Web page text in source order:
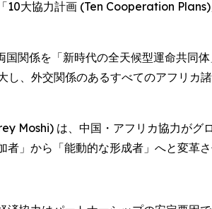
10大協力計画 (Ten Cooperation
関係を「新時代の全天候型運命共同
、外交関係のあるすべてのアフリカ
Moshi) は、中国・アフリカ協力がグ
」から「能動的な形成者」へと変革さ